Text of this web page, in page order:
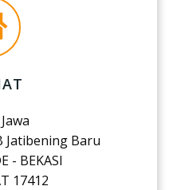
Jatibening Baru
- BEKASI
17412